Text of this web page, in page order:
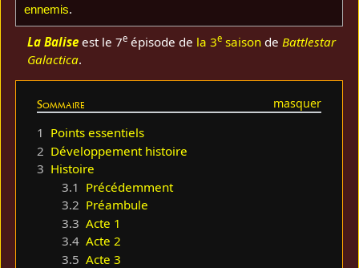
ennemis.
La Balise est le 7e épisode de la 3e saison de Battlestar
Galactica.
Sommaire
1 Points essentiels
2 Développement histoire
3 Histoire
3.1 Précédemment
3.2 Préambule
3.3 Acte 1
3.4 Acte 2
3.5 Acte 3